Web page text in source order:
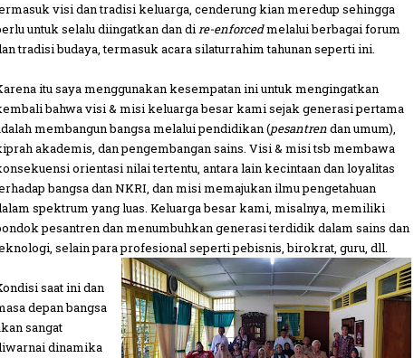
visi dan tradisi keluarga, cenderung kian meredup sehingga
untuk selalu diingatkan dan dire-enforcedmelalui berbagai forum
tradisi budaya, termasuk acara silaturrahim tahunan seperti ini.
itu saya menggunakan kesempatan ini untuk mengingatkan
bahwa visi & misi keluarga besar kami sejak generasi pertama
membangun bangsa melalui pendidikan (pesantrendan umum),
akademis, dan pengembangan sains. Visi & misi tsb membawa
orientasi nilai tertentu, antara lain kecintaan dan loyalitas
bangsa dan NKRI, dan misi memajukan ilmu pengetahuan
spektrum yang luas. Keluarga besar kami, misalnya, memiliki
pesantren dan menumbuhkan generasi terdidik dalam sains dan
selain para profesional seperti pebisnis, birokrat, guru, dll.
saat ini dan
depan bangsa
sangat
dinamika